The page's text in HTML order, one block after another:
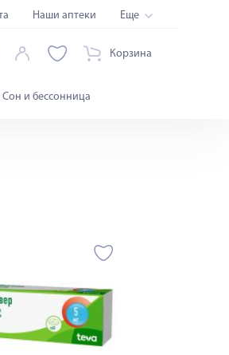
Наши аптеки Еще
Корзина
Сон и бессонница